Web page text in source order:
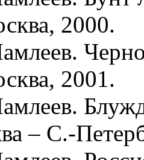
2000.
2001.
– С.-